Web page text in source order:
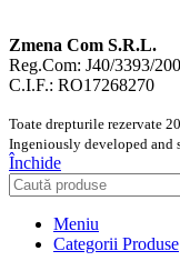
Zmena Com S.R.L.
Reg.Com: J40/3393/
C.I.F.: RO17268270
Toate drepturile rezervate
Ingeniously developed and
Închide
Meniu
Categorii Produse